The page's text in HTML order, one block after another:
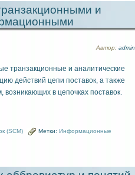
и
Автор: admin
транзакционные и аналитические
действий цепи поставок, а также
в цепочках поставок.
(SCM) Метки: Информационные